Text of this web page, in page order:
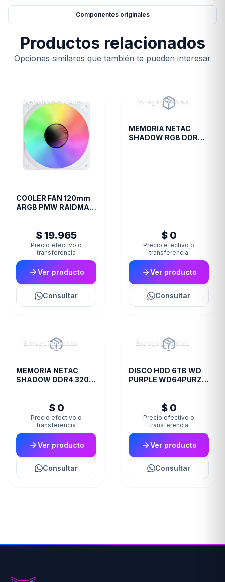
Componentes originales
Productos relacionados
Opciones similares que también te pueden interesar
Disponible en 24hs
COOLER FAN 120mm
ARGB PMW RAIDMAX
$ 19.965
Precio efectivo o
transferencia
Ver producto
Consultar
Entrega inmediata
MEMORIA NETAC
SHADOW RGB DDR4
$ 0
Precio efectivo o
transferencia
Ver producto
Consultar
Entrega inmediata
MEMORIA NETAC
SHADOW DDR4 3200
$ 0
Precio efectivo o
transferencia
Ver producto
Consultar
Entrega inmediata
DISCO HDD 6TB WD
PURPLE WD64PURZ
$ 0
Precio efectivo o
transferencia
Ver producto
Consultar